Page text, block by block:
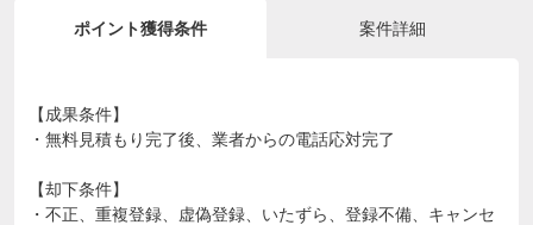
ポイント獲得条件 案件詳細
【成果条件】
・無料見積もり完了後、業者からの電話応対完了
【却下条件】
・不正、重複登録、虚偽登録、いたずら、登録不備、キャンセ